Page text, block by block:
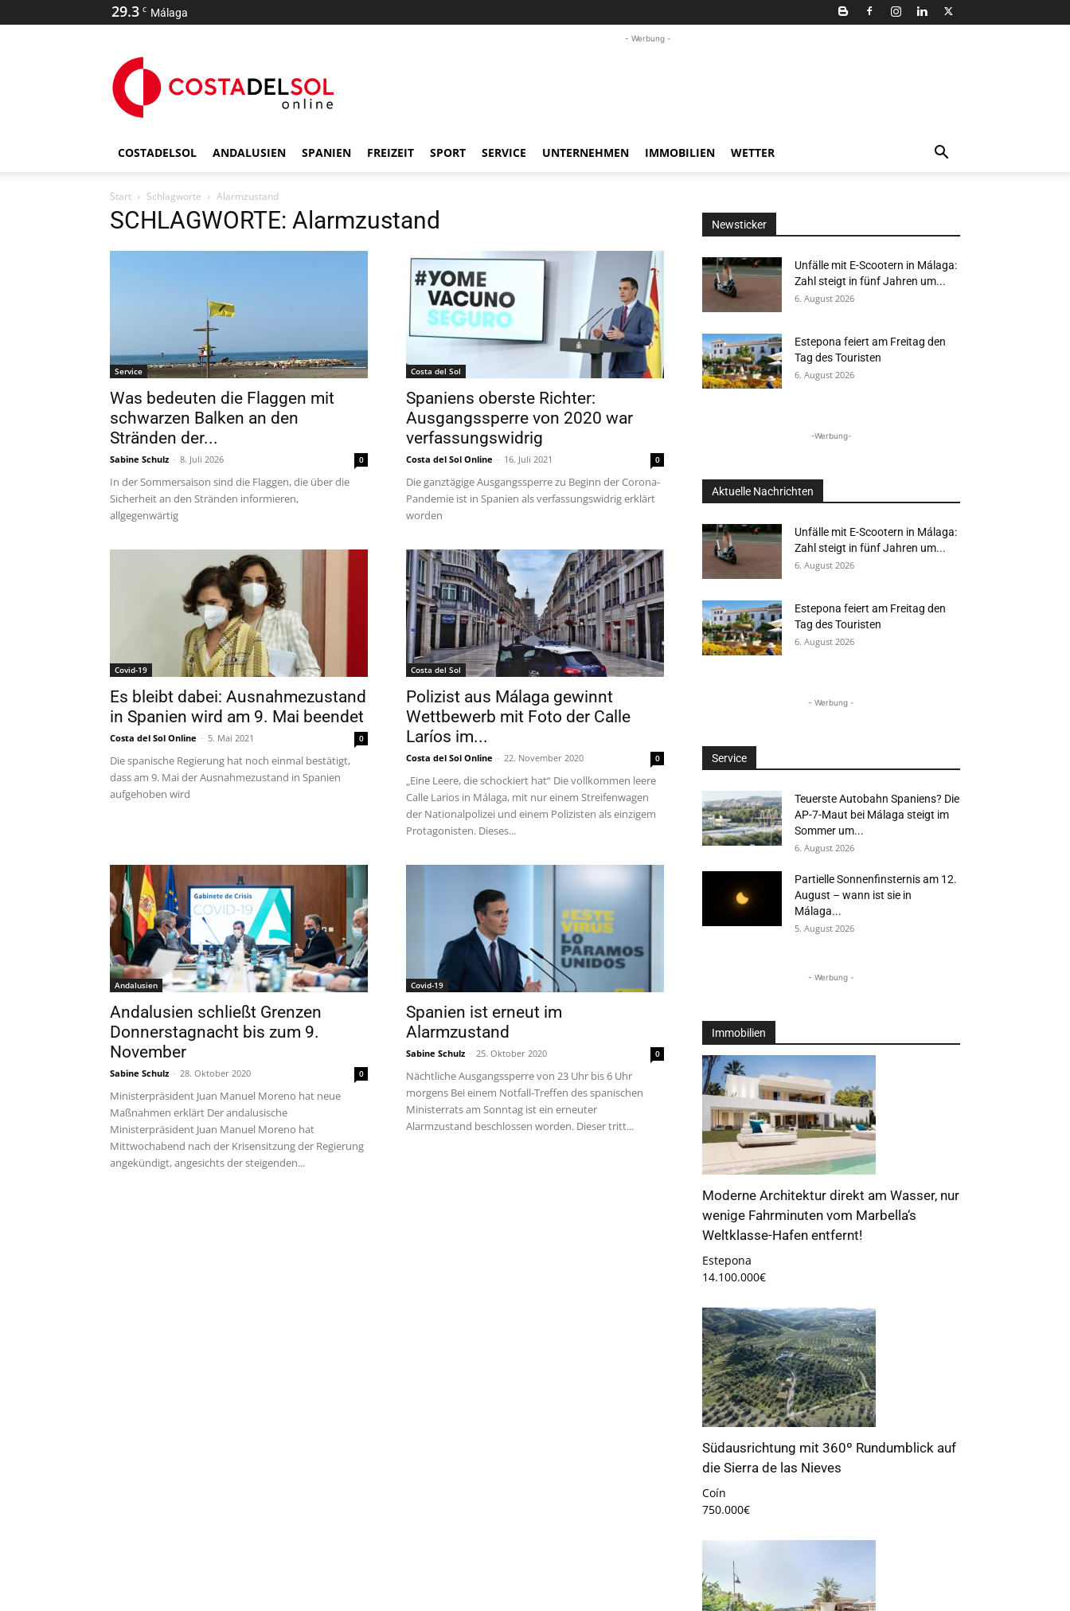
29.3 C Málaga
- Werbung -
COSTADELSOL ANDALUSIEN SPANIEN FREIZEIT SPORT SERVICE UNTERNEHMEN IMMOBILIEN WETTER
Start Schlagworte Alarmzustand
SCHLAGWORTE: Alarmzustand
Service
Was bedeuten die Flaggen mit
schwarzen Balken an den
Stränden der...
Sabine Schulz - 8. Juli 2026 0
In der Sommersaison sind die Flaggen, die über die
Sicherheit an den Stränden informieren,
allgegenwärtig
Costa del Sol
Spaniens oberste Richter:
Ausgangssperre von 2020 war
verfassungswidrig
Costa del Sol Online - 16. Juli 2021 0
Die ganztägige Ausgangssperre zu Beginn der Corona-
Pandemie ist in Spanien als verfassungswidrig erklärt
worden
Covid-19
Es bleibt dabei: Ausnahmezustand
in Spanien wird am 9. Mai beendet
Costa del Sol Online - 5. Mai 2021 0
Die spanische Regierung hat noch einmal bestätigt,
dass am 9. Mai der Ausnahmezustand in Spanien
aufgehoben wird
Costa del Sol
Polizist aus Málaga gewinnt
Wettbewerb mit Foto der Calle
Laríos im...
Costa del Sol Online - 22. November 2020 0
„Eine Leere, die schockiert hat“ Die vollkommen leere
Calle Larios in Málaga, mit nur einem Streifenwagen
der Nationalpolizei und einem Polizisten als einzigem
Protagonisten. Dieses...
Andalusien
Andalusien schließt Grenzen
Donnerstagnacht bis zum 9.
November
Sabine Schulz - 28. Oktober 2020 0
Ministerpräsident Juan Manuel Moreno hat neue
Maßnahmen erklärt Der andalusische
Ministerpräsident Juan Manuel Moreno hat
Mittwochabend nach der Krisensitzung der Regierung
angekündigt, angesichts der steigenden...
Covid-19
Spanien ist erneut im
Alarmzustand
Sabine Schulz - 25. Oktober 2020 0
Nächtliche Ausgangssperre von 23 Uhr bis 6 Uhr
morgens Bei einem Notfall-Treffen des spanischen
Ministerrats am Sonntag ist ein erneuter
Alarmzustand beschlossen worden. Dieser tritt...
Newsticker
Unfälle mit E-Scootern in Málaga:
Zahl steigt in fünf Jahren um...
6. August 2026
Estepona feiert am Freitag den
Tag des Touristen
6. August 2026
-Werbung-
Aktuelle Nachrichten
Unfälle mit E-Scootern in Málaga:
Zahl steigt in fünf Jahren um...
6. August 2026
Estepona feiert am Freitag den
Tag des Touristen
6. August 2026
- Werbung -
Service
Teuerste Autobahn Spaniens? Die
AP-7-Maut bei Málaga steigt im
Sommer um...
6. August 2026
Partielle Sonnenfinsternis am 12.
August – wann ist sie in
Málaga...
5. August 2026
- Werbung -
Immobilien
Moderne Architektur direkt am Wasser, nur
wenige Fahrminuten vom Marbella‘s
Weltklasse-Hafen entfernt!
Estepona
14.100.000€
Südausrichtung mit 360º Rundumblick auf
die Sierra de las Nieves
Coín
750.000€